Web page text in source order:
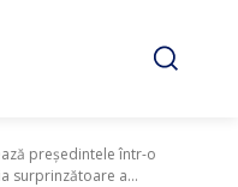
președintele într-o
surprinzătoare a...